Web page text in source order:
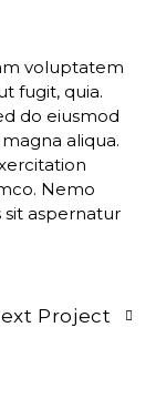
voluptatem
fugit, quia.
do eiusmod
aliqua.
Nemo
aspernatur
Project